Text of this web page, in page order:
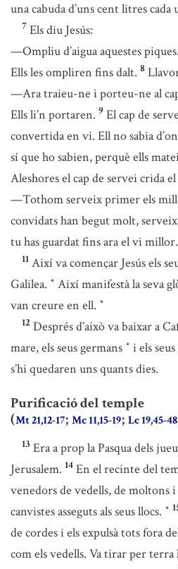
una cabuda d’uns cent litres cada
7 Els diu Jesús:
—Ompliu d’aigua aquestes piques.
Ells les ompliren fins dalt. 8
—Ara traieu-ne i porteu-ne al
Ells li’n portaren. 9 El cap de
convertida en vi. Ell no sabia
sí que ho sabien, perquè ells
Aleshores el cap de servei crida
—Tothom serveix primer els
convidats han begut molt,
tu has guardat fins ara el vi millor.
11 Així va començar Jesús els
Galilea. * Així manifestà la seva
van creure en ell. *
12 Després d’això va baixar a
mare, els seus germans * i els
s’hi quedaren uns quants dies.
Purificació del temple
(Mt 21,12-17; Mc 11,15-19; Lc 19,45-48
13 Era a prop la Pasqua dels
Jerusalem. 14 En el recinte del
venedors de vedells, de moltons
canvistes asseguts als seus llocs. *
de cordes i els expulsà tots fora
com els vedells. Va tirar per terra